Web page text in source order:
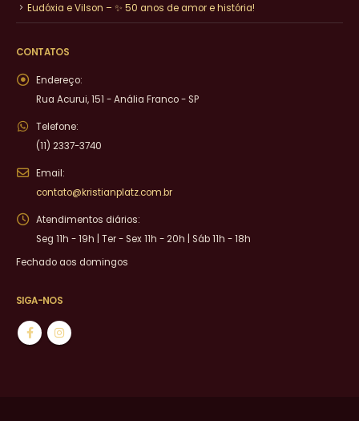
Eudóxia e Vilson – ✨ 50 anos de amor e história!
CONTATOS
Endereço:
Rua Acurui, 151 - Anália Franco - SP
Telefone:
(11) 2337-3740
Email:
contato@kristianplatz.com.br
Atendimentos diários:
Seg 11h - 19h | Ter - Sex 11h - 20h | Sáb 11h - 18h
Fechado aos domingos
SIGA-NOS